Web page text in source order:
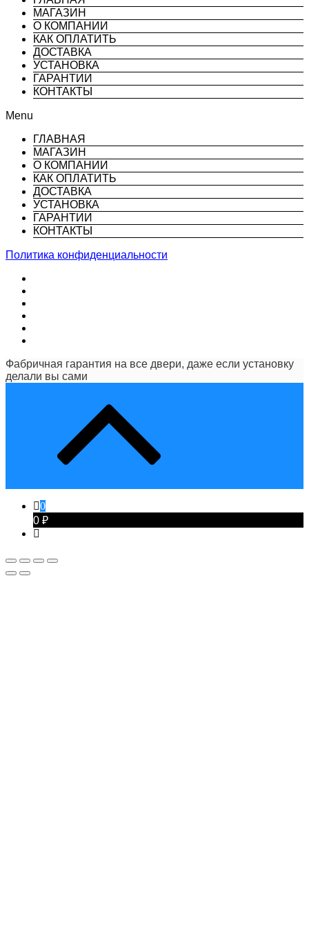
МАГАЗИН
О КОМПАНИИ
КАК ОПЛАТИТЬ
ДОСТАВКА
УСТАНОВКА
ГАРАНТИИ
КОНТАКТЫ
Menu
ГЛАВНАЯ
МАГАЗИН
О КОМПАНИИ
КАК ОПЛАТИТЬ
ДОСТАВКА
УСТАНОВКА
ГАРАНТИИ
КОНТАКТЫ
Политика конфиденциальности
Фабричная гарантия на все двери, даже если установку
делали вы сами
0
0 ₽